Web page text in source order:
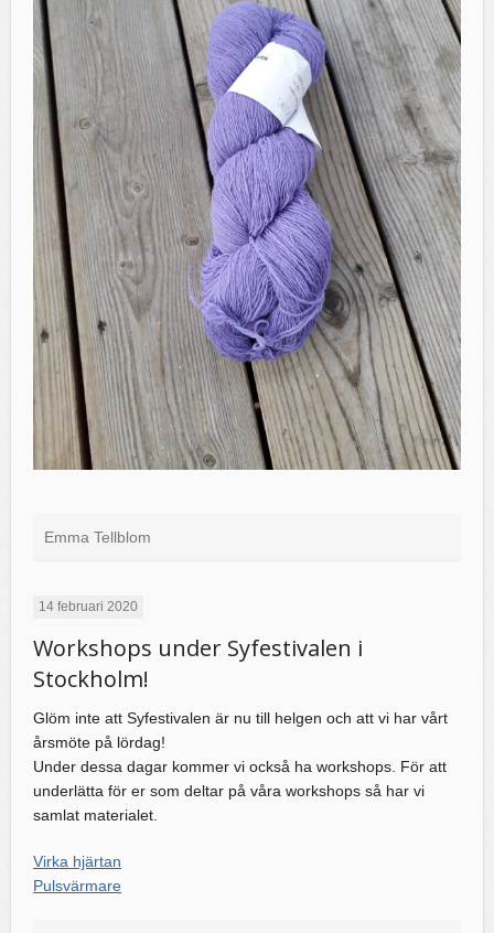
Emma Tellblom
14 februari 2020
Workshops under Syfestivalen i
Stockholm!
Glöm inte att Syfestivalen är nu till helgen och att vi har vårt
årsmöte på lördag!
Under dessa dagar kommer vi också ha workshops. För att
underlätta för er som deltar på våra workshops så har vi
samlat materialet.
Virka hjärtan
Pulsvärmare